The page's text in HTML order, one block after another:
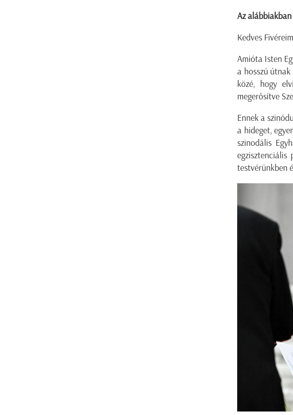
Az
Kedves
Amióta Isten
a hosszú
közé, hogy
megerősítve
Ennek a
a hideget,
szinodális
egzisztenciális
testvérünkben